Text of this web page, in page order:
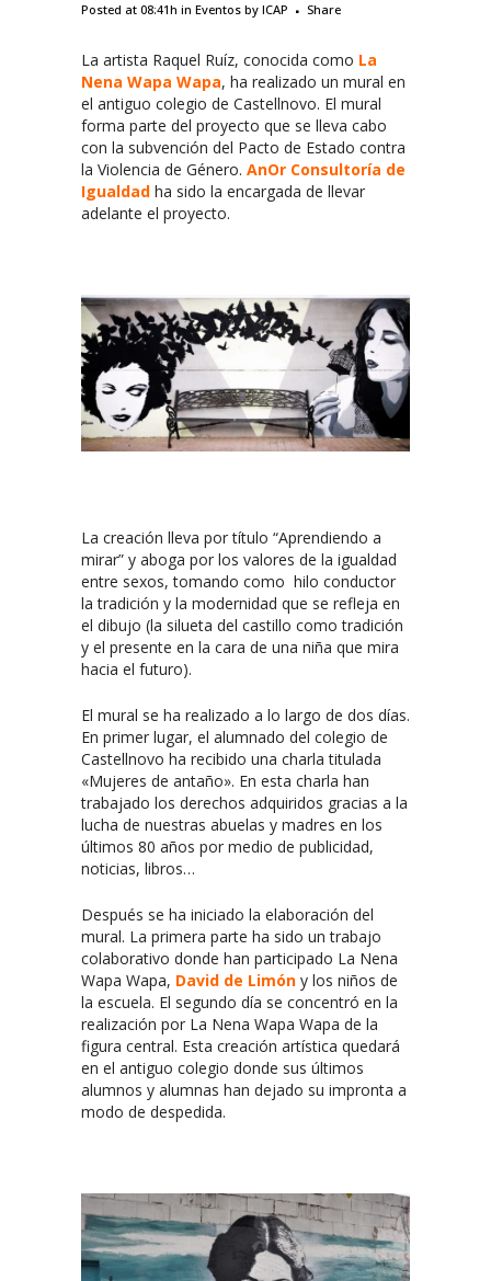
Posted at 08:41h in Eventos by ICAP Share
La artista Raquel Ruíz, conocida como La
Nena Wapa Wapa, ha realizado un mural en
el antiguo colegio de Castellnovo. El mural
forma parte del proyecto que se lleva cabo
con la subvención del Pacto de Estado contra
la Violencia de Género. AnOr Consultoría de
Igualdad ha sido la encargada de llevar
adelante el proyecto.
La creación lleva por título “Aprendiendo a
mirar” y aboga por los valores de la igualdad
entre sexos, tomando como hilo conductor
la tradición y la modernidad que se refleja en
el dibujo (la silueta del castillo como tradición
y el presente en la cara de una niña que mira
hacia el futuro).
El mural se ha realizado a lo largo de dos días.
En primer lugar, el alumnado del colegio de
Castellnovo ha recibido una charla titulada
«Mujeres de antaño». En esta charla han
trabajado los derechos adquiridos gracias a la
lucha de nuestras abuelas y madres en los
últimos 80 años por medio de publicidad,
noticias, libros…
Después se ha iniciado la elaboración del
mural. La primera parte ha sido un trabajo
colaborativo donde han participado La Nena
Wapa Wapa, David de Limón y los niños de
la escuela. El segundo día se concentró en la
realización por La Nena Wapa Wapa de la
figura central. Esta creación artística quedará
en el antiguo colegio donde sus últimos
alumnos y alumnas han dejado su impronta a
modo de despedida.